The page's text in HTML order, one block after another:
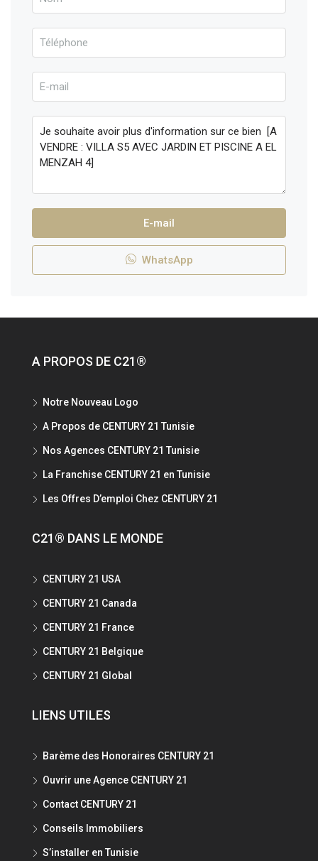
E-mail
WhatsApp
A PROPOS DE C21®
Notre Nouveau Logo
A Propos de CENTURY 21 Tunisie
Nos Agences CENTURY 21 Tunisie
La Franchise CENTURY 21 en Tunisie
Les Offres D’emploi Chez CENTURY 21
C21® DANS LE MONDE
CENTURY 21 USA
CENTURY 21 Canada
CENTURY 21 France
CENTURY 21 Belgique
CENTURY 21 Global
LIENS UTILES
Barème des Honoraires CENTURY 21
Ouvrir une Agence CENTURY 21
Contact CENTURY 21
Conseils Immobiliers
S’installer en Tunisie